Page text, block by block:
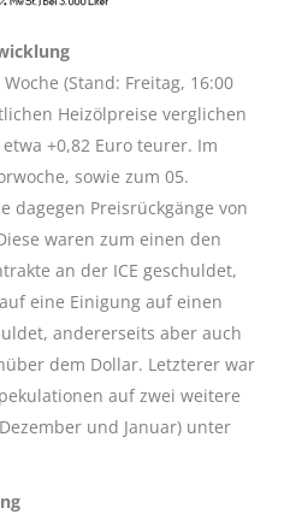
(Stand: Freitag, 16:00
Heizölpreise verglichen
+0,82 Euro teurer. Im
sowie zum 05.
dagegen Preisrückgänge von
waren zum einen den
an der ICE geschuldet,
eine Einigung auf einen
andererseits aber auch
dem Dollar. Letzterer war
auf zwei weitere
und Januar) unter